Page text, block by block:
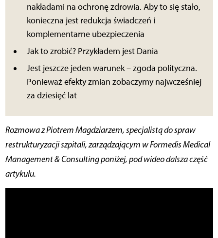
nakładami na ochronę zdrowia. Aby to się stało,
konieczna jest redukcja świadczeń i
komplementarne ubezpieczenia
Jak to zrobić? Przykładem jest Dania
Jest jeszcze jeden warunek – zgoda polityczna.
Ponieważ efekty zmian zobaczymy najwcześniej
za dziesięć lat
Rozmowa z Piotrem Magdziarzem, specjalistą do spraw
restrukturyzacji szpitali, zarządzającym w Formedis Medical
Management & Consulting poniżej, pod wideo dalsza część
artykułu.